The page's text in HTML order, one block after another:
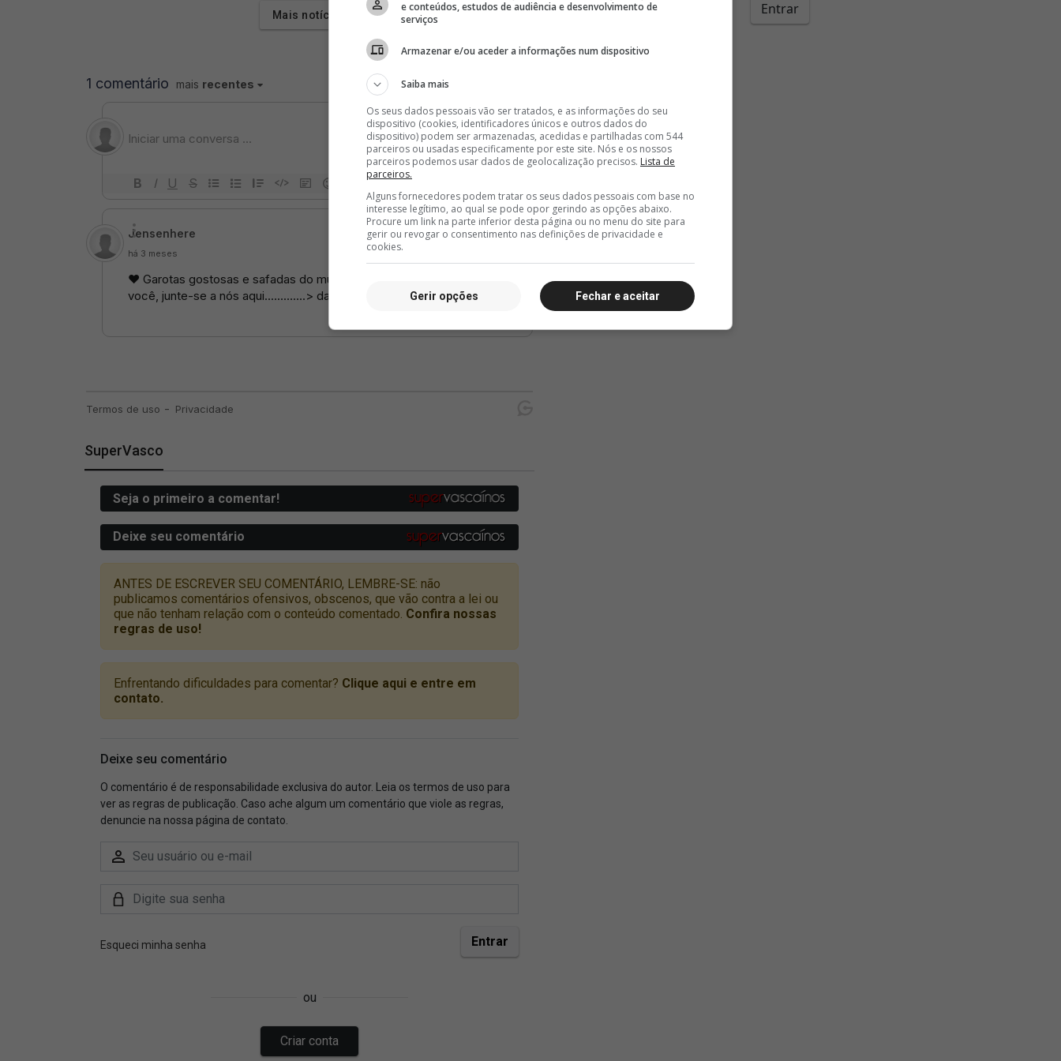
Mais notícias
SuperVasco
e conteúdos, estudos de audiência e desenvolvimento de
serviços
Armazenar e/ou aceder a informações num dispositivo
Saiba mais
Os seus dados pessoais vão ser tratados, e as informações do seu
dispositivo (cookies, identificadores únicos e outros dados do
dispositivo) podem ser armazenadas, acedidas e partilhadas com 544
parceiros ou usadas especificamente por este site. Nós e os nossos
parceiros podemos usar dados de geolocalização precisos. Lista de
parceiros.
Alguns fornecedores podem tratar os seus dados pessoais com base no
interesse legítimo, ao qual se pode opor gerindo as opções abaixo.
Procure um link na parte inferior desta página ou no menu do site para
gerir ou revogar o consentimento nas definições de privacidade e
cookies.
Fechar e aceitar
Gerir opções